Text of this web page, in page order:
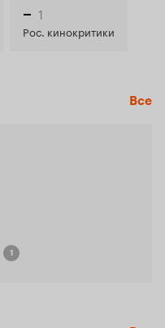
– 1
Рос. кинокритики
Все
1